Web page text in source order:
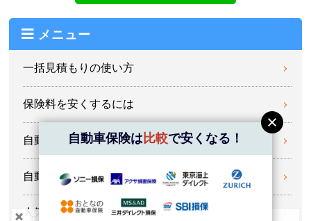
メニュー
一括見積もりの使い方
保険料を安くするには
自動車保険の基礎知識
自動車保険の口コミ・評判
人気車種の保険料相場
自動車保険は比較で安くなる！